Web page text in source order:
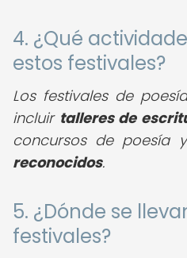
4. ¿Qué
estos festivales?
Los festivales de
incluir talleres de
concursos de poesía
reconocidos.
5. ¿Dónde se
festivales?